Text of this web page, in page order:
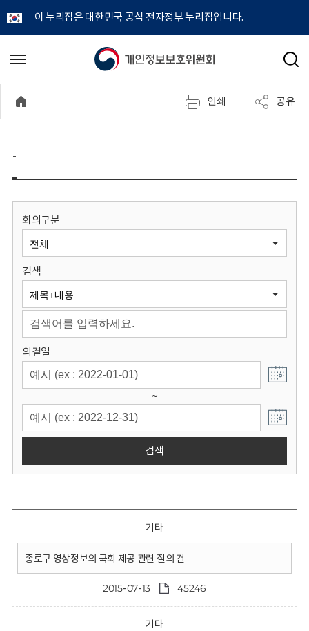
이 누리집은 대한민국 공식 전자정부 누리집입니다.
개
정
보
원
회
메
기
검
인쇄 공유
-
회의구분
검색
의결일
~
검색
기타
종로구 영상정보의 국회 제공 관련 질의 건
2015-07-13 45246
기타